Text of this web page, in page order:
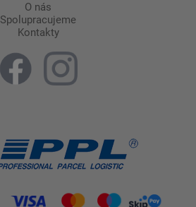
O nás
Spolupracujeme
Kontakty